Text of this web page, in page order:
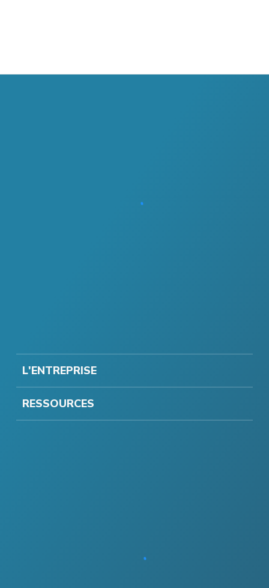
L'ENTREPRISE
RESSOURCES